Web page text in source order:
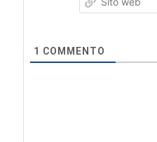
1 COMMENTO